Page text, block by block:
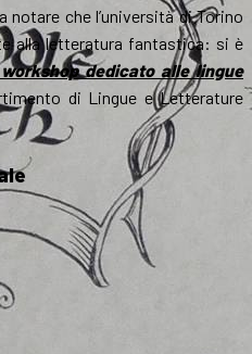
notare che l’università di Torino
alla letteratura fantastica: si è
dedicato alle lingue
di Lingue e Letterature